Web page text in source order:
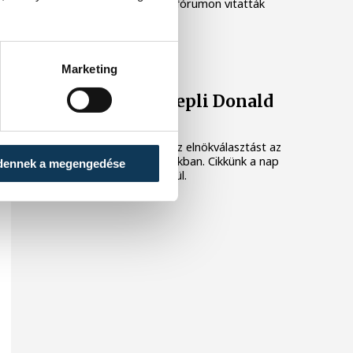
Marketing
a megengedése
sajtótájékoztatót, majd fórumon vitatták
Győzelmét ünnepli Donald
November 5-én tartják az elnökválasztást az
Amerikai Egyesült Államokban. Cikkünk a nap
során rendszeresen frissül.